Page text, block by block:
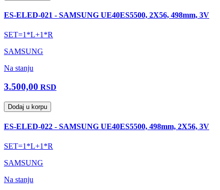
ES-ELED-021 - SAMSUNG UE40ES5500, 2X56, 498mm, 3V
SET=1*L+1*R
SAMSUNG
Na stanju
3.500,00 RSD
Dodaj u korpu
ES-ELED-022 - SAMSUNG UE40ES5500, 498mm, 2X56, 3V
SET=1*L+1*R
SAMSUNG
Na stanju